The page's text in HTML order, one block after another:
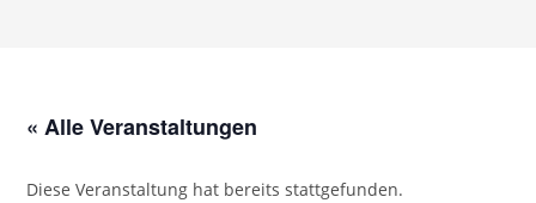
« Alle Veranstaltungen
Diese Veranstaltung hat bereits stattgefunden.